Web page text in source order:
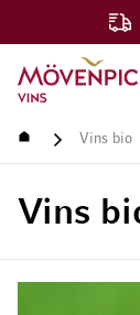
Aller à la page d'accueil
Accueil Vins bio
Vins